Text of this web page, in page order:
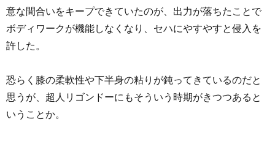
意な間合いをキープできていたのが、出力が落ちたことで
ボディワークが機能しなくなり、セハにやすやすと侵入を
許した。
恐らく膝の柔軟性や下半身の粘りが鈍ってきているのだと
思うが、超人リゴンドーにもそういう時期がきつつあると
いうことか。